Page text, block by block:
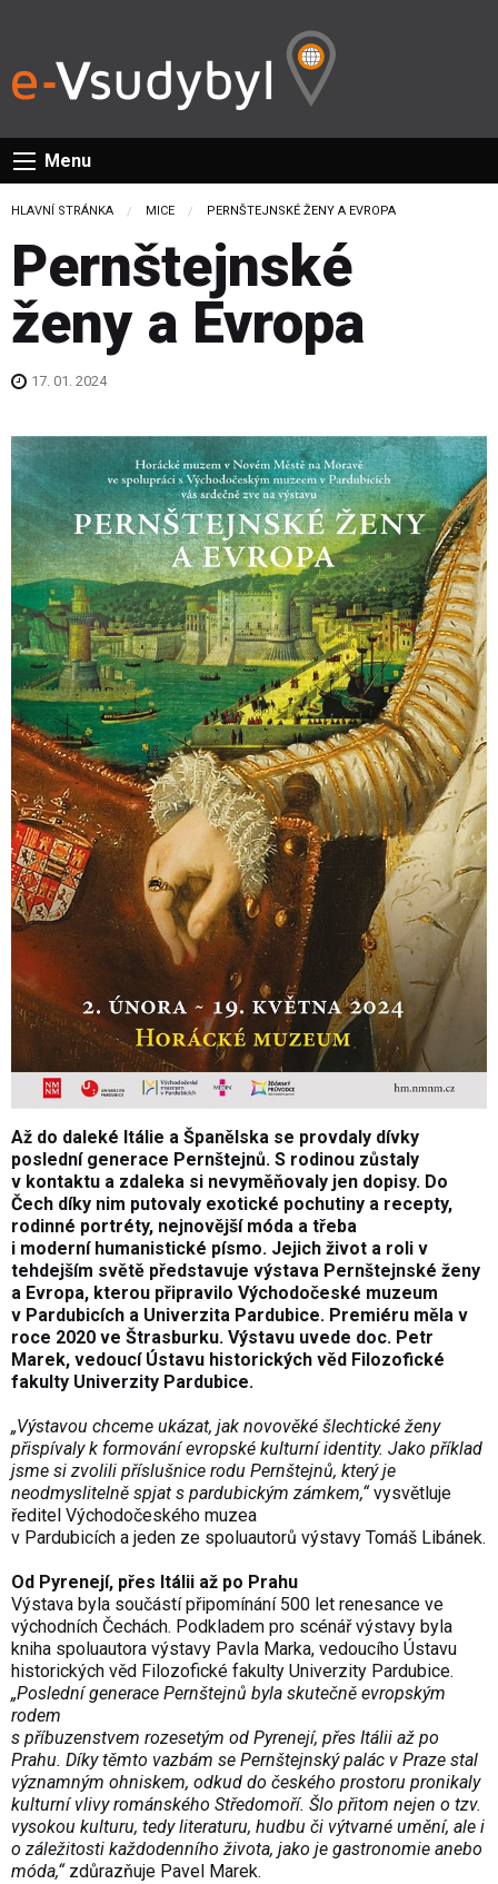
Menu
HLAVNÍ STRÁNKA MICE CURRENT:
PERNŠTEJNSKÉ ŽENY A EVROPA
Pernštejnské
ženy a Evropa
17. 01. 2024
Až do daleké Itálie a Španělska se provdaly dívky
poslední generace Pernštejnů. S rodinou zůstaly
v kontaktu a zdaleka si nevyměňovaly jen dopisy. Do
Čech díky nim putovaly exotické pochutiny a recepty,
rodinné portréty, nejnovější móda a třeba
i moderní humanistické písmo. Jejich život a roli v
tehdejším světě představuje výstava Pernštejnské ženy
a Evropa, kterou připravilo Východočeské muzeum
v Pardubicích a Univerzita Pardubice. Premiéru měla v
roce 2020 ve Štrasburku. Výstavu uvede doc. Petr
Marek, vedoucí Ústavu historických věd Filozofické
fakulty Univerzity Pardubice.
„Výstavou chceme ukázat, jak novověké šlechtické ženy
přispívaly k formování evropské kulturní identity. Jako příklad
jsme si zvolili příslušnice rodu Pernštejnů, který je
neodmyslitelně spjat s pardubickým zámkem,“ vysvětluje
ředitel Východočeského muzea
v Pardubicích a jeden ze spoluautorů výstavy Tomáš Libánek.
Od Pyrenejí, přes Itálii až po Prahu
Výstava byla součástí připomínání 500 let renesance ve
východních Čechách. Podkladem pro scénář výstavy byla
kniha spoluautora výstavy Pavla Marka, vedoucího Ústavu
historických věd Filozofické fakulty Univerzity Pardubice.
„Poslední generace Pernštejnů byla skutečně evropským
rodem
s příbuzenstvem rozesetým od Pyrenejí, přes Itálii až po
Prahu. Díky těmto vazbám se Pernštejnský palác v Praze stal
významným ohniskem, odkud do českého prostoru pronikaly
kulturní vlivy románského Středomoří. Šlo přitom nejen o tzv.
vysokou kulturu, tedy literaturu, hudbu či výtvarné umění, ale i
o záležitosti každodenního života, jako je gastronomie anebo
móda,“ zdůrazňuje Pavel Marek.